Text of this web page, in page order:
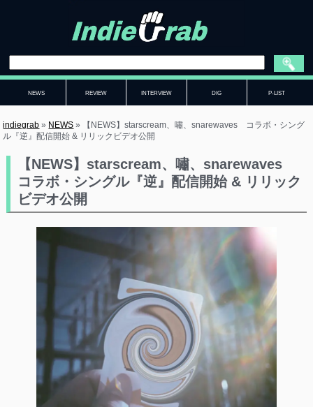
NEWS REVIEW INTERVIEW DIG P-LIST
indiegrab » NEWS »
【NEWS】starscream、嘯、snarewaves コラボ・シング
ル『逆』配信開始 & リリックビデオ公開
【NEWS】starscream、嘯、snarewaves
コラボ・シングル『逆』配信開始 & リリック
ビデオ公開